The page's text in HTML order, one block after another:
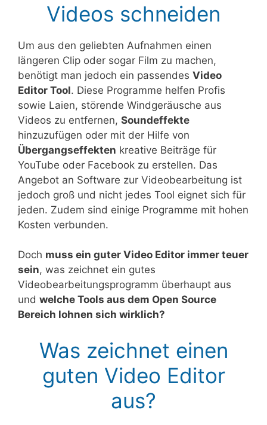
Videos schneiden
Um aus den geliebten Aufnahmen einen
längeren Clip oder sogar Film zu machen,
benötigt man jedoch ein passendes Video
Editor Tool. Diese Programme helfen Profis
sowie Laien, störende Windgeräusche aus
Videos zu entfernen, Soundeffekte
hinzuzufügen oder mit der Hilfe von
Übergangseffekten kreative Beiträge für
YouTube oder Facebook zu erstellen. Das
Angebot an Software zur Videobearbeitung ist
jedoch groß und nicht jedes Tool eignet sich für
jeden. Zudem sind einige Programme mit hohen
Kosten verbunden.
Doch muss ein guter Video Editor immer teuer
sein, was zeichnet ein gutes
Videobearbeitungsprogramm überhaupt aus
und welche Tools aus dem Open Source
Bereich lohnen sich wirklich?
Was zeichnet einen
guten Video Editor
aus?